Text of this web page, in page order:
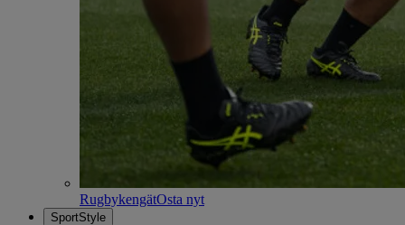
RugbykengätOsta nyt
SportStyle